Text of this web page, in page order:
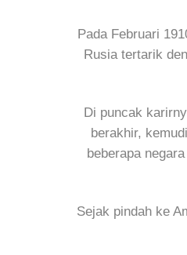
Pada Februari
Rusia tertarik
Di puncak
berakhir,
beberapa
Sejak pindah ke